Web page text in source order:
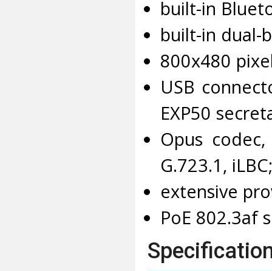
built-in
built-in dual-
800x480
USB
EXP50
Opus
G.723.1, iLBC;
extensive
PoE 802.3af